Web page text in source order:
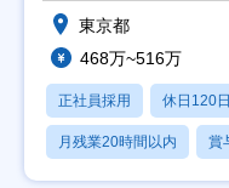
東京都
468万~516万
正社員採用 休日120
月残業20時間以内 賞